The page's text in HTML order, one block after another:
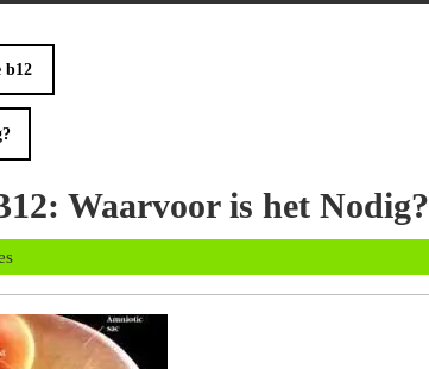
b12
Waarvoor is het Nodig?